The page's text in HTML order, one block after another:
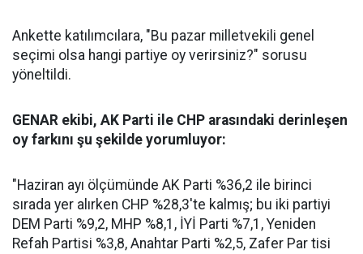
Ankette katılımcılara, "Bu pazar milletvekili genel
seçimi olsa hangi partiye oy verirsiniz?" sorusu
yöneltildi.
GENAR ekibi, AK Parti ile CHP arasındaki derinleşen
oy farkını şu şekilde yorumluyor:
"Haziran ayı ölçümünde AK Parti %36,2 ile birinci
sırada yer alırken CHP %28,3'te kalmış; bu iki partiyi
DEM Parti %9,2, MHP %8,1, İYİ Parti %7,1, Yeniden
Refah Partisi %3,8, Anahtar Parti %2,5, Zafer Par tisi